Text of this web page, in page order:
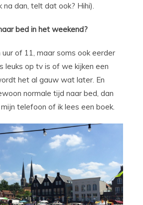
na dan, telt dat ook? Hihi).
bed in het weekend?
of 11, maar soms ook eerder
leuks op tv is of we kijken een
het al gauw wat later. En
normale tijd naar bed, dan
telefoon of ik lees een boek.